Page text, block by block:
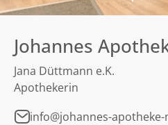
Johannes
Jana Düttmann e.K.
Apothekerin
info@johannes-